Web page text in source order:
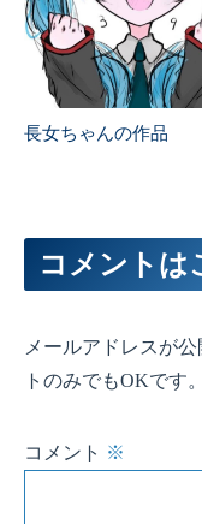
長女ちゃんの作品
コメントは
メールアドレスが
トのみでもOKです。
コメント ※